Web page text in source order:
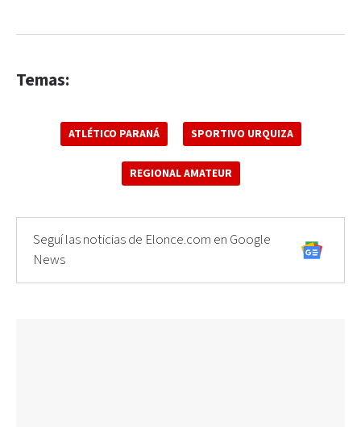
Temas:
ATLÉTICO PARANÁ SPORTIVO URQUIZA
REGIONAL AMATEUR
Seguí las noticias de Elonce.com en Google
News